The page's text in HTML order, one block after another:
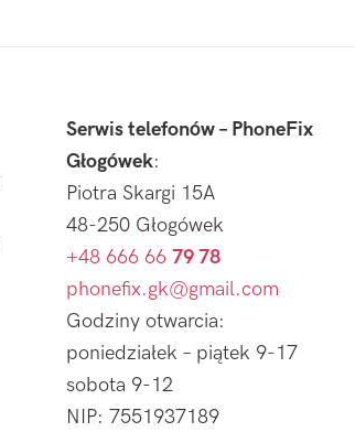
Serwis telefonów – PhoneFix
Głogówek:
Piotra Skargi 15A
48-250 Głogówek
+48 666 66 79 78
phonefix.gk@gmail.com
Godziny otwarcia:
poniedziałek – piątek 9-17
sobota 9-12
NIP: 7551937189